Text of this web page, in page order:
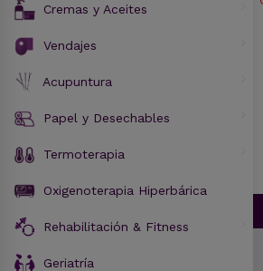
Cremas y Aceites
Vendajes
Acupuntura
Papel y Desechables
Termoterapia
Oxigenoterapia Hiperbárica
Rehabilitación & Fitness
Geriatría